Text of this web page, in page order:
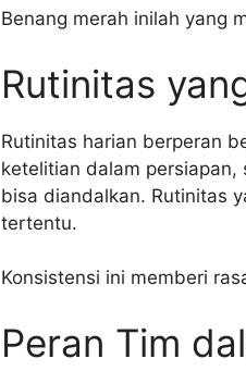
Benang merah inilah yang
Rutinitas
Rutinitas harian berperan
ketelitian dalam
bisa diandalkan. Rutinitas
tertentu.
Konsistensi ini memberi
Peran Tim